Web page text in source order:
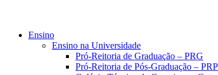
Ensino
Ensino na Universidade
Pró-Reitoria de Graduação – PRG
Pró-Reitoria de Pós-Graduação –